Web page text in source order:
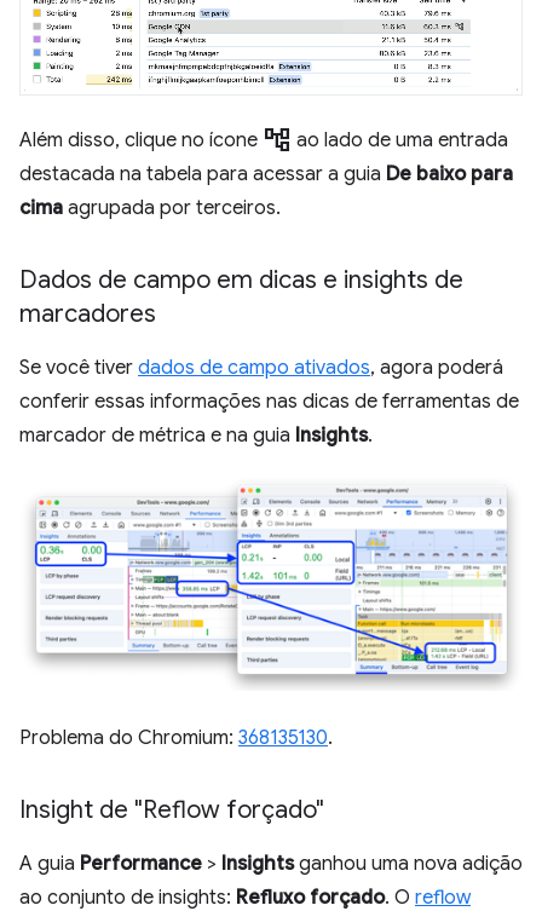
Além disso, clique no ícone account_tree ao lado de uma entrada
destacada na tabela para acessar a guia De baixo para
cima agrupada por terceiros.
Dados de campo em dicas e insights de
marcadores
Se você tiver dados de campo ativados, agora poderá
conferir essas informações nas dicas de ferramentas de
marcador de métrica e na guia Insights.
Problema do Chromium: 368135130.
Insight de "Reflow forçado"
A guia Performance > Insightsganhou uma nova adição
ao conjunto de insights: Refluxo forçado. O reflow